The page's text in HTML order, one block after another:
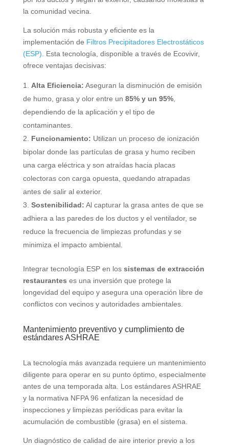
la comunidad vecina.
La solución más robusta y eficiente es la
implementación de Filtros Precipitadores Electrostáticos
(ESP).
Esta tecnología, disponible a través de Ecovivir,
ofrece ventajas decisivas:
Alta Eficiencia: Aseguran la disminución de emisión
de humo, grasa y olor entre un 85% y un 95%,
dependiendo de la aplicación y el tipo de
contaminantes.
Funcionamiento: Utilizan un proceso de ionización
bipolar donde las partículas de grasa y humo reciben
una carga eléctrica y son atraídas hacia placas
colectoras con carga opuesta, quedando atrapadas
antes de salir al exterior.
Sostenibilidad: Al capturar la grasa antes de que se
adhiera a las paredes de los ductos y el ventilador, se
reduce la frecuencia de limpiezas profundas y se
minimiza el impacto ambiental.
Integrar tecnología ESP en los sistemas de extracción
restaurantes es una inversión que protege la
longevidad del equipo y asegura una operación libre de
conflictos con vecinos y autoridades ambientales.
Mantenimiento preventivo y cumplimiento de
estándares ASHRAE
La tecnología más avanzada requiere un mantenimiento
diligente para operar en su punto óptimo, especialmente
antes de una temporada alta. Los estándares ASHRAE
y la normativa NFPA 96 enfatizan la necesidad de
inspecciones y limpiezas periódicas para evitar la
acumulación de combustible (grasa) en el sistema.
Un diagnóstico de calidad de aire interior previo a los